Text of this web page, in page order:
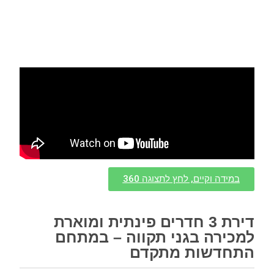
במידה וקיים, לחץ לתצוגה 360
דירת 3 חדרים פינתית ומוארת
למכירה בגני תקווה – במתחם
התחדשות מתקדם